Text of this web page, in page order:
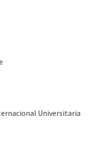
Universitaria